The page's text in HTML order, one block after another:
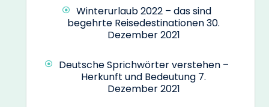
Winterurlaub 2022 – das sind
begehrte Reisedestinationen30.
Dezember 2021
Deutsche Sprichwörter verstehen –
Herkunft und Bedeutung 7.
Dezember 2021